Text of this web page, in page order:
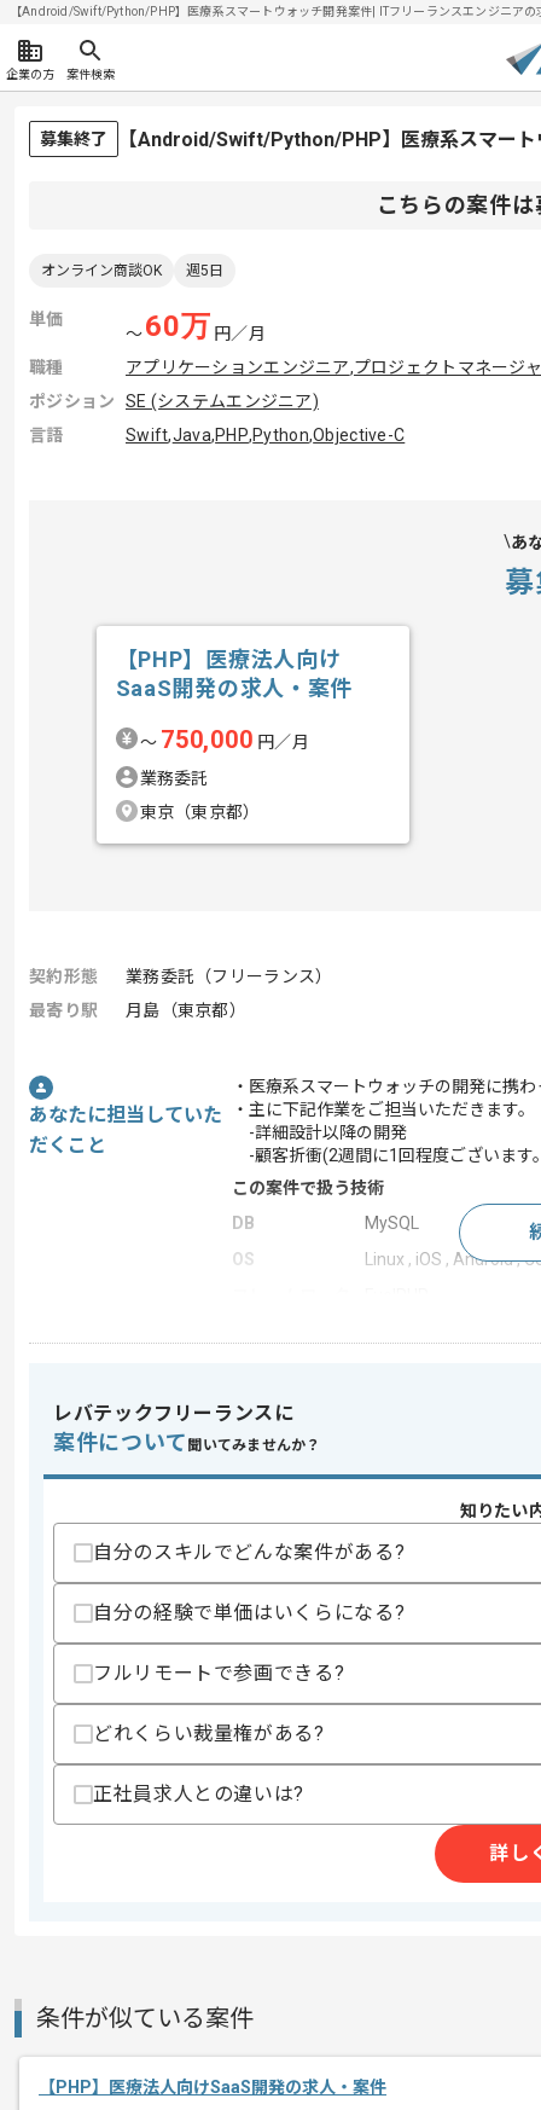
【Android/Swift/Python/PHP】医療系スマートウォッチ開発案件| ITフリーランスエンジニア
企業の方 案件検索
募集終了 【Android/Swift/Python/PHP】医療系スマー
こちらの案件
オンライン商談OK 週5日
単価
〜60万 円／月
職種
アプリケーションエンジニア,プロジェクトマネージ
ポジション
SE (システムエンジニア)
言語
Swift,Java,PHP,Python,Objective-C
あ
【PHP】医療法人向け
SaaS開発の求人・案件
〜 750,000 円／月
業務委託
東京（東京都）
契約形態
業務委託（フリーランス）
最寄り駅
月島（東京都）
あなたに担当していた
だくこと
・医療系スマートウォッチの開発に携
・主に下記作業をご担当いただきます。
-詳細設計以降の開発
-顧客折衝(2週間に1回程度ございます
この案件で扱う技術
DB
MySQL
OS
Linux , iOS , Android ,
この案件のポイント
業界
業務内容
新規開発 , 追加開発 ,
スマートフォンアプリ
スキル
求めるスキル
・スマホアプリもしくはWebアプリの
・Ubuntu環境での開発実務経験
精算・お支払い
精算条件
レバテックフリーランスに
案件について 聞いてみませんか？
知りたい
自分のスキルでどんな案件がある?
自分の経験で単価はいくらになる?
フルリモートで参画できる?
どれくらい裁量権がある?
正社員求人との違いは?
詳し
条件が似ている案件
【PHP】医療法人向けSaaS開発の求人・案件